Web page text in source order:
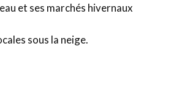
et ses marchés hivernaux
sous la neige.